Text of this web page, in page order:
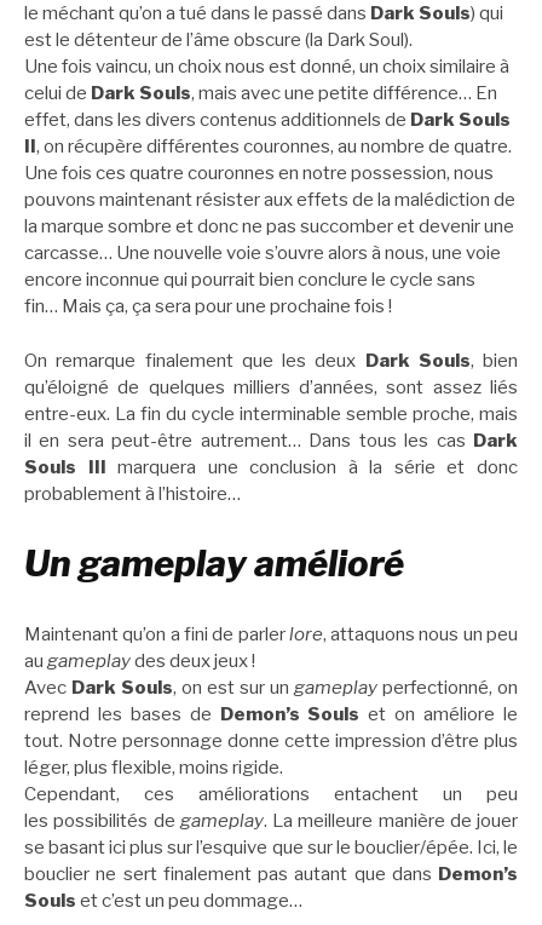
le méchant qu’on a tué dans le passé dans Dark Souls) qui
est le détenteur de l’âme obscure (la Dark Soul).
Une fois vaincu, un choix nous est donné, un choix similaire à
celui de Dark Souls, mais avec une petite différence… En
effet, dans les divers contenus additionnels de Dark Souls
, on récupère différentes couronnes, au nombre de quatre.
Une fois ces quatre couronnes en notre possession, nous
pouvons maintenant résister aux effets de la malédiction de
la marque sombre et donc ne pas succomber et devenir une
carcasse… Une nouvelle voie s’ouvre alors à nous, une voie
encore inconnue qui pourrait bien conclure le cycle sans
fin… Mais ça, ça sera pour une prochaine fois !
On remarque finalement que les deux Dark Souls, bien
qu’éloigné de quelques milliers d’années, sont assez liés
entre-eux. La fin du cycle interminable semble proche, mais
il en sera peut-être autrement… Dans tous les cas Dark
Souls III marquera une conclusion à la série et donc
probablement à l’histoire…
Un gameplay amélioré
Maintenant qu’on a fini de parlerlore, attaquons nous un peu
au gameplaydes deux jeux !
Avec Dark Souls, on est sur un gameplay perfectionné, on
reprend les bases de Demon’s Souls et on améliore le
tout. Notre personnage donne cette impression d’être plus
léger, plus flexible, moins rigide.
Cependant, ces améliorations entachent un peu
les possibilités de gameplay. La meilleure manière de jouer
se basant ici plus sur l’esquive que sur le bouclier/épée. Ici, le
bouclier ne sert finalement pas autant que dans Demon’s
Souls et c’est un peu dommage…